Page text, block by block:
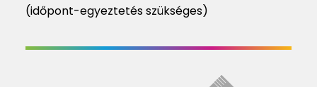
(időpont-egyeztetés szükséges)